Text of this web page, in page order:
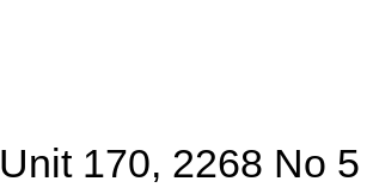
Unit 170, 2268 No